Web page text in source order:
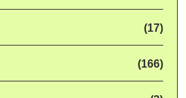
(17)
(166)